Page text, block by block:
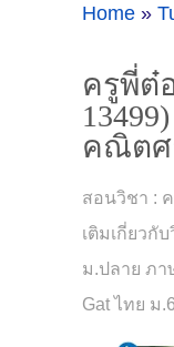
Home »
ครูพี่ต๋
คณิตศ
สอนวิชา :
เติมเกี่ยวกั
ม.ปลาย ภา
Gat ไทย ม